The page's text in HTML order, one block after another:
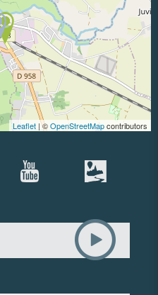
Leaflet | ©OpenStreetMapcontributors